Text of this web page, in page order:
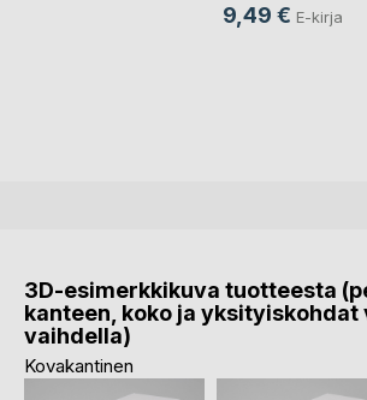
9,49 € E-kirja
3D-esimerkkikuva tuotteesta
kanteen, koko ja yksityiskohdat
vaihdella)
Kovakantinen